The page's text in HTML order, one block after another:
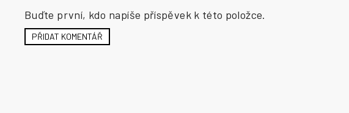
Buďte první, kdo napíše příspěvek k této položce.
PŘIDAT KOMENTÁŘ